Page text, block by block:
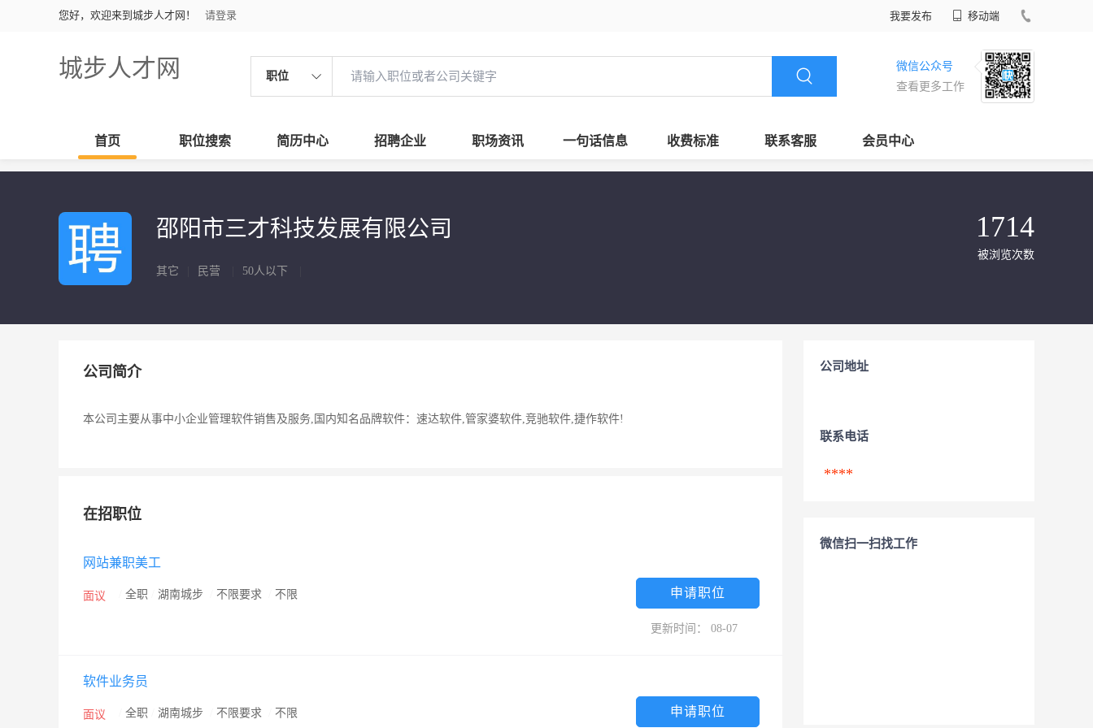
您好，欢迎来到城步人才网！ 请登录 我要发布 移动端
城步人才网 职位
微信公众号
查看更多工作
首页 职位搜索 简历中心 招聘企业 职场资讯 一句话信息 收费标准 联系客服 会员中心
邵阳市三才科技发展有限公司
其它 民营 50人以下
1714
被浏览次数
公司简介
本公司主要从事中小企业管理软件销售及服务,国内知名品牌软件：速达软件,管家婆软件,竞驰软件,捷作软件!
在招职位
网站兼职美工
面议 全职 湖南城步 不限要求 不限 申请职位
更新时间： 08-07
软件业务员
面议 全职 湖南城步 不限要求 不限 申请职位
公司地址
联系电话
****
微信扫一扫找工作